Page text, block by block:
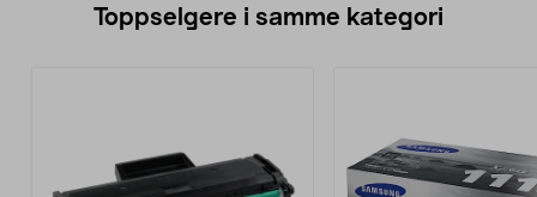
Toppselgere i samme kategori